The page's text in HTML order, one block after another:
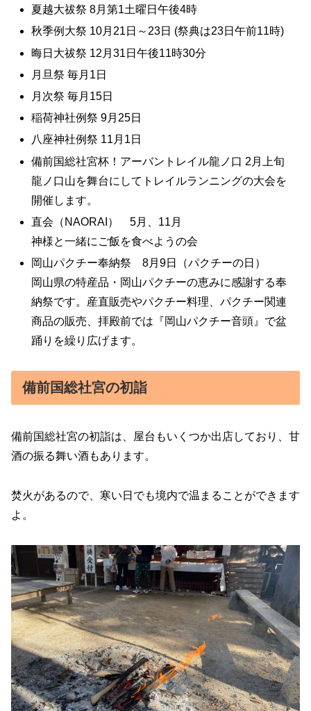
夏越大祓祭 8月第1土曜日午後4時
秋季例大祭 10月21日～23日 (祭典は23日午前11時)
晦日大祓祭 12月31日午後11時30分
月旦祭 毎月1日
月次祭 毎月15日
稲荷神社例祭 9月25日
八座神社例祭 11月1日
備前国総社宮杯！アーバントレイル龍ノ口 2月上旬
龍ノ口山を舞台にしてトレイルランニングの大会を
開催します。
直会（NAORAI） 5月、11月
神様と一緒にご飯を食べようの会
岡山パクチー奉納祭 8月9日（パクチーの日）
岡山県の特産品・岡山パクチーの恵みに感謝する奉
納祭です。産直販売やパクチー料理、パクチー関連
商品の販売、拝殿前では『岡山パクチー音頭』で盆
踊りを繰り広げます。
備前国総社宮の初詣
備前国総社宮の初詣は、屋台もいくつか出店しており、甘
酒の振る舞い酒もあります。
焚火があるので、寒い日でも境内で温まることができます
よ。